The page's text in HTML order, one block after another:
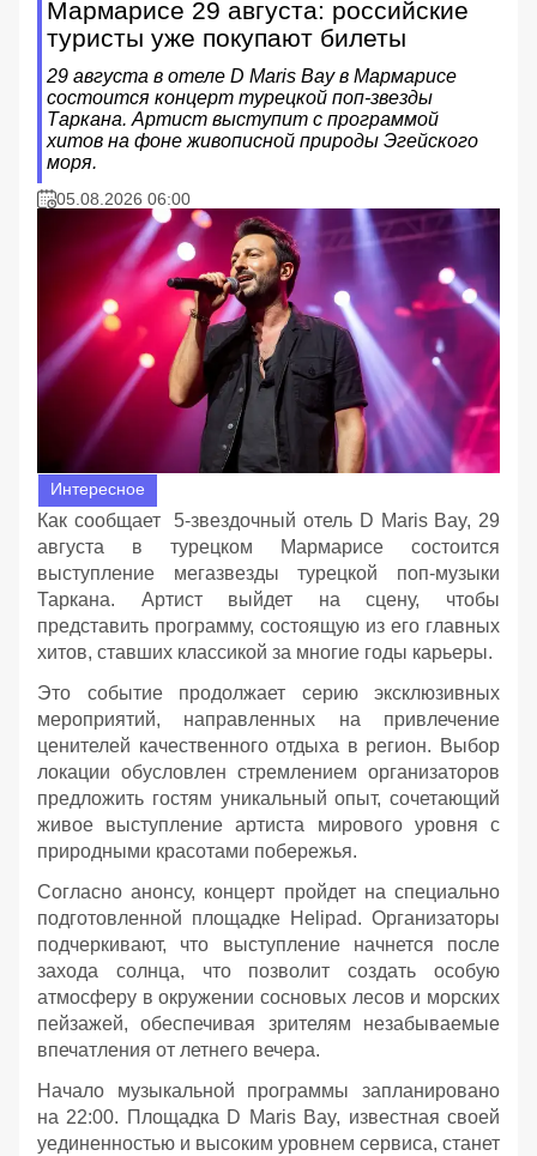
Мармарисе 29 августа: российские
туристы уже покупают билеты
29 августа в отеле D Maris Bay в Мармарисе
состоится концерт турецкой поп-звезды
Таркана. Артист выступит с программой
хитов на фоне живописной природы Эгейского
моря.
05.08.2026 06:00
Интересное
Как сообщает 5-звездочный отель D Maris Bay, 29
августа в турецком Мармарисе состоится
выступление мегазвезды турецкой поп-музыки
Таркана. Артист выйдет на сцену, чтобы
представить программу, состоящую из его главных
хитов, ставших классикой за многие годы карьеры.
Это событие продолжает серию эксклюзивных
мероприятий, направленных на привлечение
ценителей качественного отдыха в регион. Выбор
локации обусловлен стремлением организаторов
предложить гостям уникальный опыт, сочетающий
живое выступление артиста мирового уровня с
природными красотами побережья.
Согласно анонсу, концерт пройдет на специально
подготовленной площадке Helipad. Организаторы
подчеркивают, что выступление начнется после
захода солнца, что позволит создать особую
атмосферу в окружении сосновых лесов и морских
пейзажей, обеспечивая зрителям незабываемые
впечатления от летнего вечера.
Начало музыкальной программы запланировано
на 22:00. Площадка D Maris Bay, известная своей
уединенностью и высоким уровнем сервиса, станет